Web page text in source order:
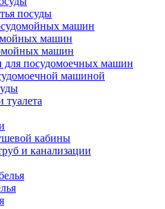
посуды
машин
машин
машин
для посудомоечных машин
машиной
туалета
кабины
и канализации